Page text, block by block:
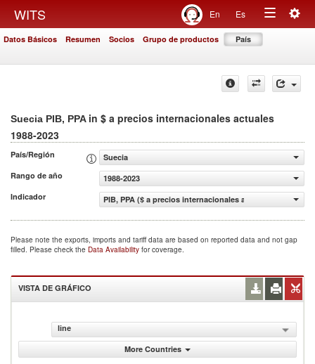
WITS En Es
Toggle
Datos Básicos Resumen Socios Grupo de productos País
Suecia PIB, PPA in $ a precios internacionales actuales
1988-2023
País/Región
Suecia
Rango de año
1988-2023
Indicador
PIB, PPA ($ a precios internacionales actuales)
Please note the exports, imports and tariff data are based on reported data and not gap
filled. Please check the Data Availability for coverage.
VISTA DE GRÁFICO
line
More Countries